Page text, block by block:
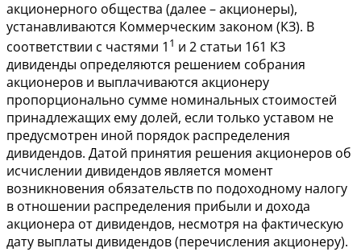
акционерного общества (далее – акционеры),
устанавливаются Коммерческим законом (КЗ). В
соответствии с частями 1 1 и 2 статьи 161 КЗ
дивиденды определяются решением собрания
акционеров и выплачиваются акционеру
пропорционально сумме номинальных стоимостей
принадлежащих ему долей, если только уставом не
предусмотрен иной порядок распределения
дивидендов. Датой принятия решения акционеров об
исчислении дивидендов является момент
возникновения обязательств по подоходному налогу
в отношении распределения прибыли и дохода
акционера от дивидендов, несмотря на фактическую
дату выплаты дивидендов (перечисления акционеру).